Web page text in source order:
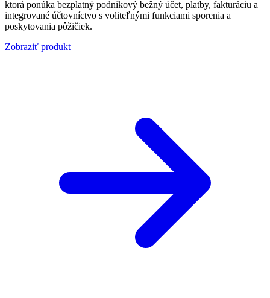
ktorá ponúka bezplatný podnikový bežný účet, platby, fakturáciu a
integrované účtovníctvo s voliteľnými funkciami sporenia a
poskytovania pôžičiek.
Zobraziť produkt